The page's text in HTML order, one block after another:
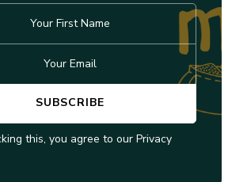
this, you agree to our Privacy